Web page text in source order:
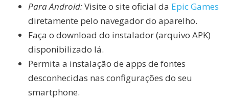
Para Android:Visite o site oficial da Epic Games
diretamente pelo navegador do aparelho.
Faça o download do instalador (arquivo APK)
disponibilizado lá.
Permita a instalação de apps de fontes
desconhecidas nas configurações do seu
smartphone.